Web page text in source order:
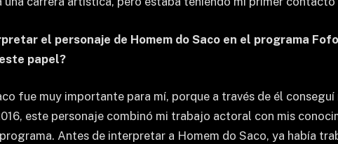
el personaje de Homem do Saco en el programa
papel?
fue muy importante para mí, porque a través de él
este personaje combinó mi trabajo actoral con mis
Antes de interpretar a Homem do Saco, ya había